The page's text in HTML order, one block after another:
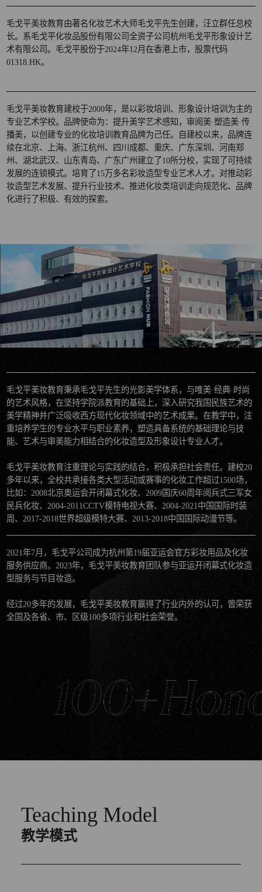
毛戈平美妆教育由著名化妆艺术大师毛戈平先生创建，汪立群任总校
长。系毛戈平化妆品股份有限公司全资子公司杭州毛戈平形象设计艺
术有限公司。毛戈平股份于2024年12月在香港上市，股票代码
01318.HK。
毛戈平美妆教育建校于2000年，是以彩妆培训、形象设计培训为主的
专业艺术学校。品牌使命为：提升美学艺术感知，审阅美·塑造美·传
播美，以创建专业的化妆培训教育品牌为己任。自建校以来，品牌连
续在北京、上海、浙江杭州、四川成都、重庆、广东深圳、河南郑
州、湖北武汉、山东青岛、广东广州建立了10所分校，实现了可持续
发展的连锁模式。培育了15万多名彩妆造型专业艺术人才。对推动彩
妆造型艺术发展、提升行业技术、推进化妆类培训走向规范化、品牌
化进行了积极、有效的探索。
毛戈平美妆教育秉承毛戈平先生的光影美学体系，与唯美·经典·时尚
的艺术风格，在坚持学院派教育的基础上，深入研究我国民族艺术的
美学精神并广泛吸收西方现代化妆领域中的艺术成果。在教学中，注
重培养学生的专业水平与职业素养，塑造具备系统的基础理论与技
能、艺术与审美能力相结合的化妆造型及形象设计专业人才。
毛戈平美妆教育注重理论与实践的结合，积极承担社会责任。建校20
多年以来，全校共承接各类大型活动或赛事的化妆工作超过1500场，
比如：2008北京奥运会开闭幕式化妆、2009国庆60周年阅兵式三军女
民兵化妆、2004-2011CCTV模特电视大赛、2004-2021中国国际时装
周、2017-2018世界超级模特大赛、2013-2018中国国际动漫节等。
2021年7月，毛戈平公司成为杭州第19届亚运会官方彩妆用品及化妆
服务供应商。2023年，毛戈平美妆教育团队参与亚运开闭幕式化妆造
型服务与节目妆造。
经过20多年的发展，毛戈平美妆教育赢得了行业内外的认可，曾荣获
全国及各省、市、区级100多项行业和社会荣誉。
Teaching Model
教学模式